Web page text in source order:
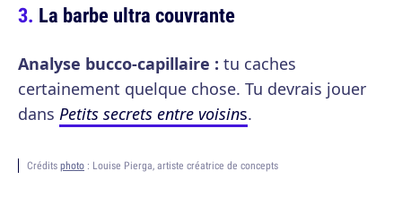
La barbe ultra couvrante
Analyse bucco-capillaire : tu caches
certainement quelque chose. Tu devrais jouer
dans Petits secrets entre voisins.
Crédits photo : Louise Pierga, artiste créatrice de concepts